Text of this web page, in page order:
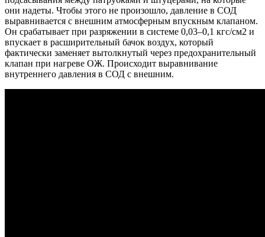
они надеты. Чтобы этого не произошло, давление в СОД
выравнивается с внешним атмосферным впускным клапаном.
Он срабатывает при разряжении в системе 0,03–0,1 кгс/см2 и
впускает в расширительный бачок воздух, который
фактически заменяет вытолкнутый через предохранительный
клапан при нагреве ОЖ. Происходит выравнивание
внутреннего давления в СОД с внешним.